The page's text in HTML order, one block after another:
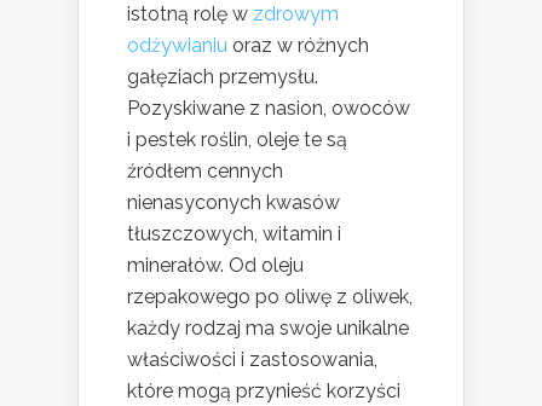
istotną rolę w zdrowym
odżywianiu oraz w różnych
gałęziach przemysłu.
Pozyskiwane z nasion, owoców
i pestek roślin, oleje te są
źródłem cennych
nienasyconych kwasów
tłuszczowych, witamin i
minerałów. Od oleju
rzepakowego po oliwę z oliwek,
każdy rodzaj ma swoje unikalne
właściwości i zastosowania,
które mogą przynieść korzyści